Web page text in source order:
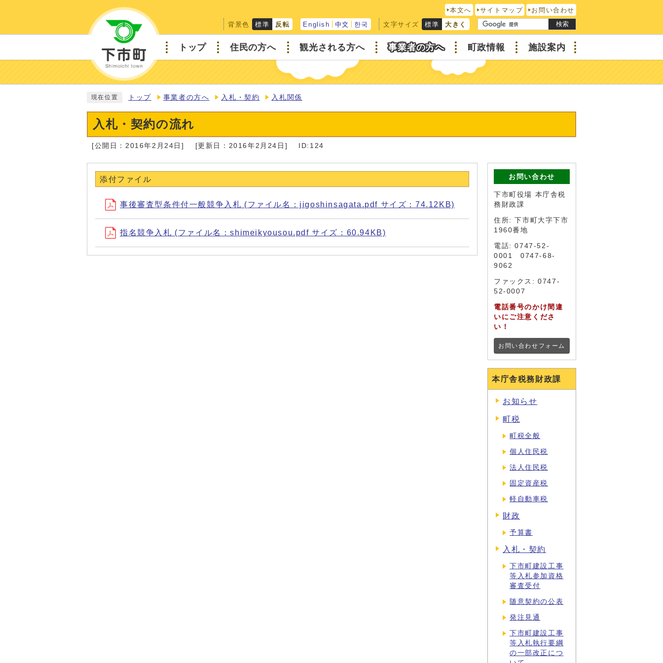
本文へ サイトマップ
お問い合わせ
背景色
標準 反転 English 中文 한국 文字サイズ 標準 大きく 検索
トップ 住民の方へ 観光される方へ 事業者の方へ 町政情報 施設案内
現在位置 トップ 事業者の方へ 入札・契約 入札関係
入札・契約の流れ
[公開日：2016年2月24日] [更新日：2016年2月24日] ID:124
添付ファイル
事後審査型条件付一般競争入札 (ファイル名：jigoshinsagata.pdf サイズ：74.12KB)
指名競争入札 (ファイル名：shimeikyousou.pdf サイズ：60.94KB)
お問い合わせ
下市町役場 本庁舎税
務財政課
住所: 下市町大字下市
1960番地
電話: 0747-52-
0001 0747-68-
9062
ファックス: 0747-
52-0007
電話番号のかけ間違
いにご注意くださ
い！
お問い合わせフォーム
本庁舎税務財政課
お知らせ
町税
町税全般
個人住民税
法人住民税
固定資産税
軽自動車税
財政
予算書
入札・契約
下市町建設工事
等入札参加資格
審査受付
随意契約の公表
発注見通
下市町建設工事
等入札執行要綱
の一部改正につ